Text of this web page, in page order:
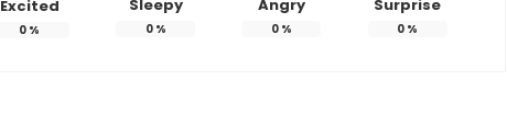
Excited
0 %
Sleepy
0%
Angry
0%
Surprise
0 %
迈亚密网球公开